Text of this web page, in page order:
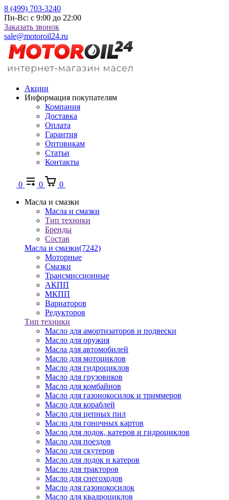
8 (499) 703-3240
Пн-Вс: с 9:00 до 22:00
Заказать звонок
sale@motoroil24.ru
Акции
Информация покупателям
Компания
Доставка
Оплата
Гарантия
Оптовикам
Статьи
Контакты
0 0
0
Масла и смазки
Масла и смазки
Тип техники
Бренды
Состав
Масла и смазки(7242)
Моторные
Смазки
Трансмиссионные
АКПП
МКПП
Вариаторов
Редукторов
Тип техники
Масло для амортизаторов и подвески
Масло для оружия
Масла для автомобилей
Масло для мотоциклов
Масло для гидроциклов
Масло для грузовиков
Масло для комбайнов
Масло для газонокосилок и триммеров
Масло для кораблей
Масло для цепных пил
Масло для гоночных картов
Масло для лодок, катеров и гидроциклов
Масло для поездов
Масло для скутеров
Масло для лодок и катеров
Масло для тракторов
Масло для снегоходов
Масло для газонокосилок
Масло для квадроциклов